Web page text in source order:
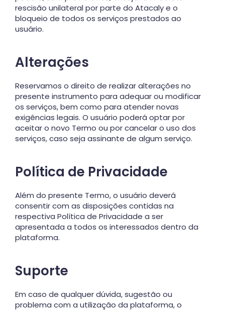
rescisão unilateral por parte do Atacaly e o
bloqueio de todos os serviços prestados ao
usuário.
Alterações
Reservamos o direito de realizar alterações no
presente instrumento para adequar ou modificar
os serviços, bem como para atender novas
exigências legais. O usuário poderá optar por
aceitar o novo Termo ou por cancelar o uso dos
serviços, caso seja assinante de algum serviço.
Política de Privacidade
Além do presente Termo, o usuário deverá
consentir com as disposições contidas na
respectiva Política de Privacidade a ser
apresentada a todos os interessados dentro da
plataforma.
Suporte
Em caso de qualquer dúvida, sugestão ou
problema com a utilização da plataforma, o